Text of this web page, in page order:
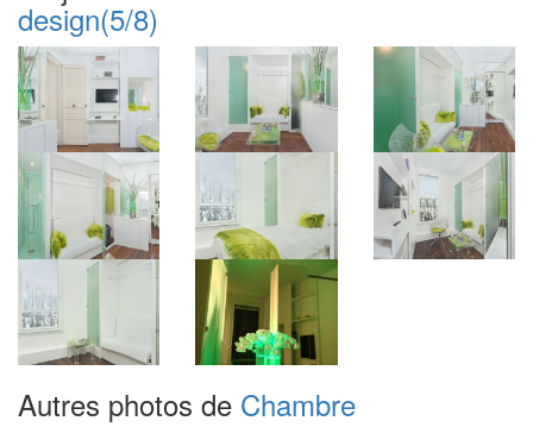
design(5/8)
Autres photos de Chambre